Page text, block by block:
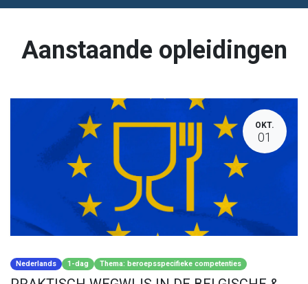
Aanstaande opleidingen
OKT.
01
Nederlands 1-dag Thema: beroepsspecifieke competenties